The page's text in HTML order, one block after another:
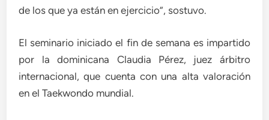
de los que ya están en ejercicio”, sostuvo.
El seminario iniciado el fin de semana es impartido
por la dominicana Claudia Pérez, juez árbitro
internacional, que cuenta con una alta valoración
en el Taekwondo mundial.